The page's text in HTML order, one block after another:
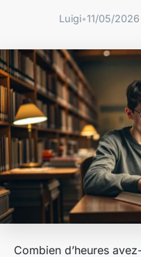
Luigi•11/05/2026
Combien d’heures